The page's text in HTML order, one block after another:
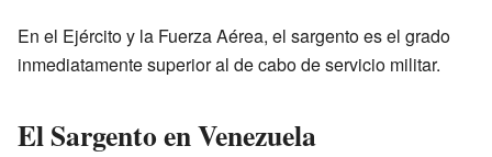
En el Ejército y la Fuerza Aérea, el sargento es el grado
inmediatamente superior al de cabo de servicio militar.
El Sargento en Venezuela